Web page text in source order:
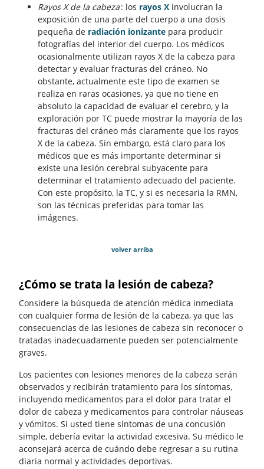
Rayos X de la cabeza: los rayos X involucran la
exposición de una parte del cuerpo a una dosis
pequeña de radiación ionizante para producir
fotografías del interior del cuerpo. Los médicos
ocasionalmente utilizan rayos X de la cabeza para
detectar y evaluar fracturas del cráneo. No
obstante, actualmente este tipo de examen se
realiza en raras ocasiones, ya que no tiene en
absoluto la capacidad de evaluar el cerebro, y la
exploración por TC puede mostrar la mayoría de las
fracturas del cráneo más claramente que los rayos
X de la cabeza. Sin embargo, está claro para los
médicos que es más importante determinar si
existe una lesión cerebral subyacente para
determinar el tratamiento adecuado del paciente.
Con este propósito, la TC, y si es necesaria la RMN,
son las técnicas preferidas para tomar las
imágenes.
volver arriba
¿Cómo se trata la lesión de cabeza?
Considere la búsqueda de atención médica inmediata
con cualquier forma de lesión de la cabeza, ya que las
consecuencias de las lesiones de cabeza sin reconocer o
tratadas inadecuadamente pueden ser potencialmente
graves.
Los pacientes con lesiones menores de la cabeza serán
observados y recibirán tratamiento para los síntomas,
incluyendo medicamentos para el dolor para tratar el
dolor de cabeza y medicamentos para controlar náuseas
y vómitos. Si usted tiene síntomas de una concusión
simple, debería evitar la actividad excesiva. Su médico le
aconsejará acerca de cuándo debe regresar a su rutina
diaria normal y actividades deportivas.